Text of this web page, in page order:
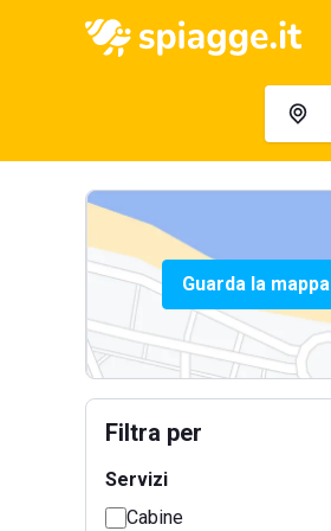
Guarda la mappa
Filtra per
Servizi
Cabine